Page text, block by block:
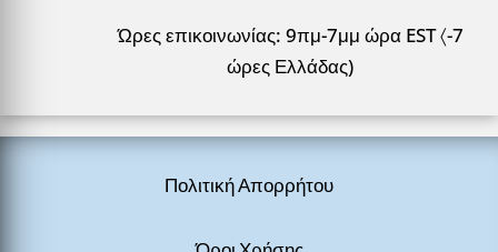
Ώρες επικοινωνίας: 9πμ-7μμ ώρα EST 〈-7
ώρες Ελλάδας)
Πολιτική Απορρήτου